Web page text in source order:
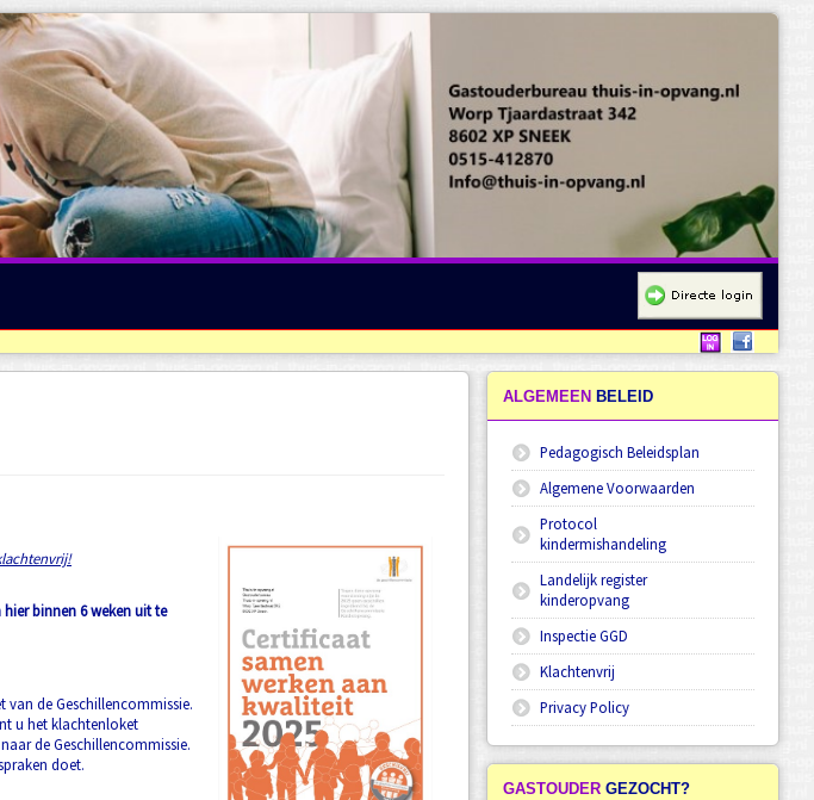
binnen 6 weken uit te
de Geschillencommissie.
u het klachtenloket
de Geschillencommissie.
doet.
ALGEMEEN BELEID
Pedagogisch Beleidsplan
Algemene Voorwaarden
Protocol
kindermishandeling
Landelijk register
kinderopvang
Inspectie GGD
Klachtenvrij
Privacy Policy
GASTOUDER GEZOCHT?